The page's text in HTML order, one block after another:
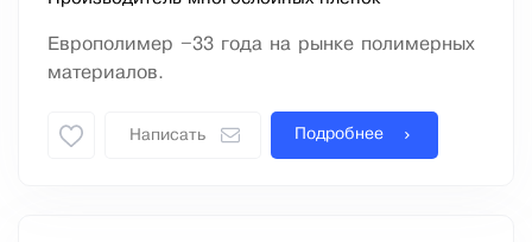
Европолимер –33 года на рынке полимерных
материалов.
Написать Подробнее